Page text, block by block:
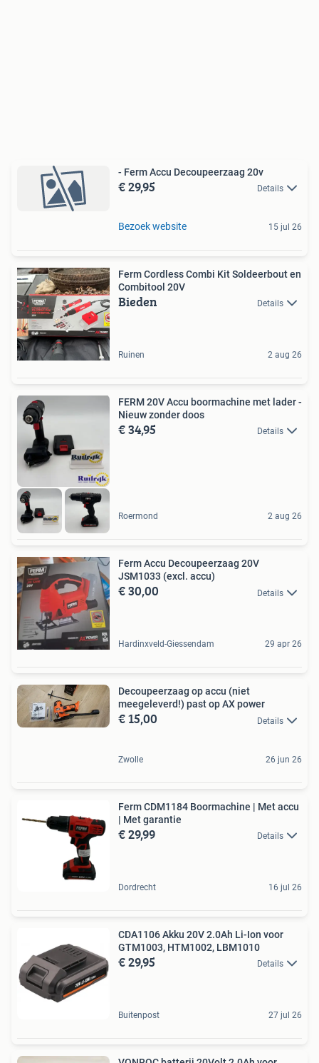
- Ferm Accu Decoupeerzaag 20v
€ 29,95 Details
Bezoek website 15 jul 26
Ferm Cordless Combi Kit Soldeerbout en
Combitool 20V
Bieden Details
Ruinen 2 aug 26
FERM 20V Accu boormachine met lader -
Nieuw zonder doos
€ 34,95 Details
Roermond 2 aug 26
Ferm Accu Decoupeerzaag 20V
JSM1033 (excl. accu)
€ 30,00 Details
Hardinxveld-Giessendam 29 apr 26
Decoupeerzaag op accu (niet
meegeleverd!) past op AX power
€ 15,00 Details
Zwolle 26 jun 26
Ferm CDM1184 Boormachine | Met accu
| Met garantie
€ 29,99 Details
Dordrecht 16 jul 26
CDA1106 Akku 20V 2.0Ah Li-Ion voor
GTM1003, HTM1002, LBM1010
€ 29,95 Details
Buitenpost 27 jul 26